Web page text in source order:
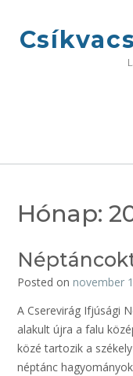
content
Hónap:
Posted on november
A Cserevirág Ifjúsági
alakult újra a falu
közé tartozik a
néptánc